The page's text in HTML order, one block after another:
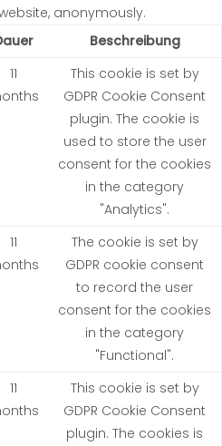
anonymously.
Beschreibung
11
This cookie is set by
GDPR Cookie Consent
plugin. The cookie is
used to store the user
consent for the cookies
in the category
"Analytics".
11
The cookie is set by
GDPR cookie consent
to record the user
consent for the cookies
in the category
"Functional".
11
This cookie is set by
GDPR Cookie Consent
plugin. The cookies is